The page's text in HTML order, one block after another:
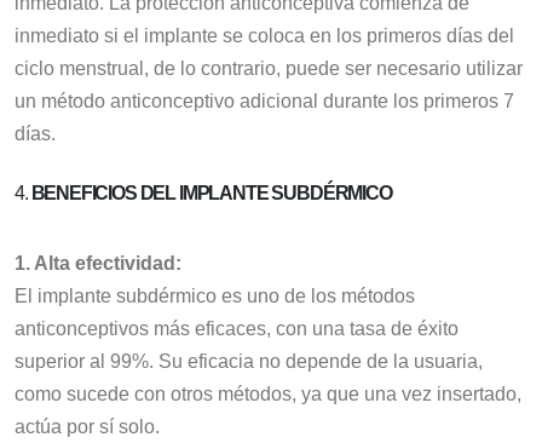
inmediato si el implante se coloca en los primeros días del
ciclo menstrual, de lo contrario, puede ser necesario utilizar
un método anticonceptivo adicional durante los primeros 7
días.
4. BENEFICIOS DEL IMPLANTE SUBDÉRMICO
1. Alta efectividad:
El implante subdérmico es uno de los métodos
anticonceptivos más eficaces, con una tasa de éxito
superior al 99%. Su eficacia no depende de la usuaria,
como sucede con otros métodos, ya que una vez insertado,
actúa por sí solo.